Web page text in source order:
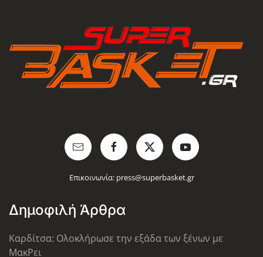
Επικοινωνία: press@superbasket.gr
Δημοφιλή Άρθρα
Καρδίτσα: Ολοκλήρωσε την εξάδα των ξένων με
ΜακΡει